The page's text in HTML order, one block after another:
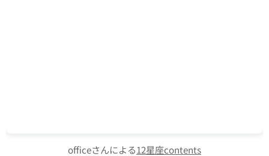
officeさんによる12星座contents